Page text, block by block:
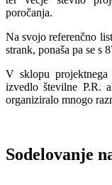
poročanja.
Na svojo referenčno
strank, ponaša pa se s
V sklopu
izvedlo številne P.R.
organiziralo mnogo
Sodelovanje